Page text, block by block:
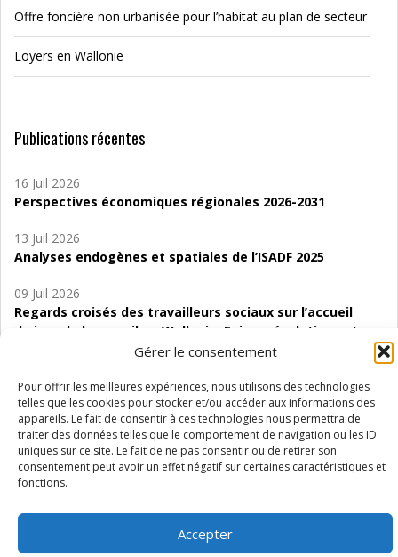
Gérer le consentement
Pour offrir les meilleures expériences, nous utilisons des technologies
telles que les cookies pour stocker et/ou accéder aux informations des
appareils. Le fait de consentir à ces technologies nous permettra de
traiter des données telles que le comportement de navigation ou les ID
uniques sur ce site. Le fait de ne pas consentir ou de retirer son
consentement peut avoir un effet négatif sur certaines caractéristiques et
fonctions.
Accepter
Offre foncière non urbanisée pour l’habitat au plan de secteur
Loyers en Wallonie
Publications récentes
16 Juil 2026
Perspectives économiques régionales 2026-2031
13 Juil 2026
Analyses endogènes et spatiales de l’ISADF 2025
09 Juil 2026
Regards croisés des travailleurs sociaux sur l’accueil
de jour de bas seuil en Wallonie. Enjeux, évolutions et
06 Juil 2026
Étude d’évaluabilité des Structures
d’accompagnement à l’autocréation d’emploi (SAACE)
01 Juil 2026
Pénurie du personnel infirmier :quels indicateurs
Wallonie ?